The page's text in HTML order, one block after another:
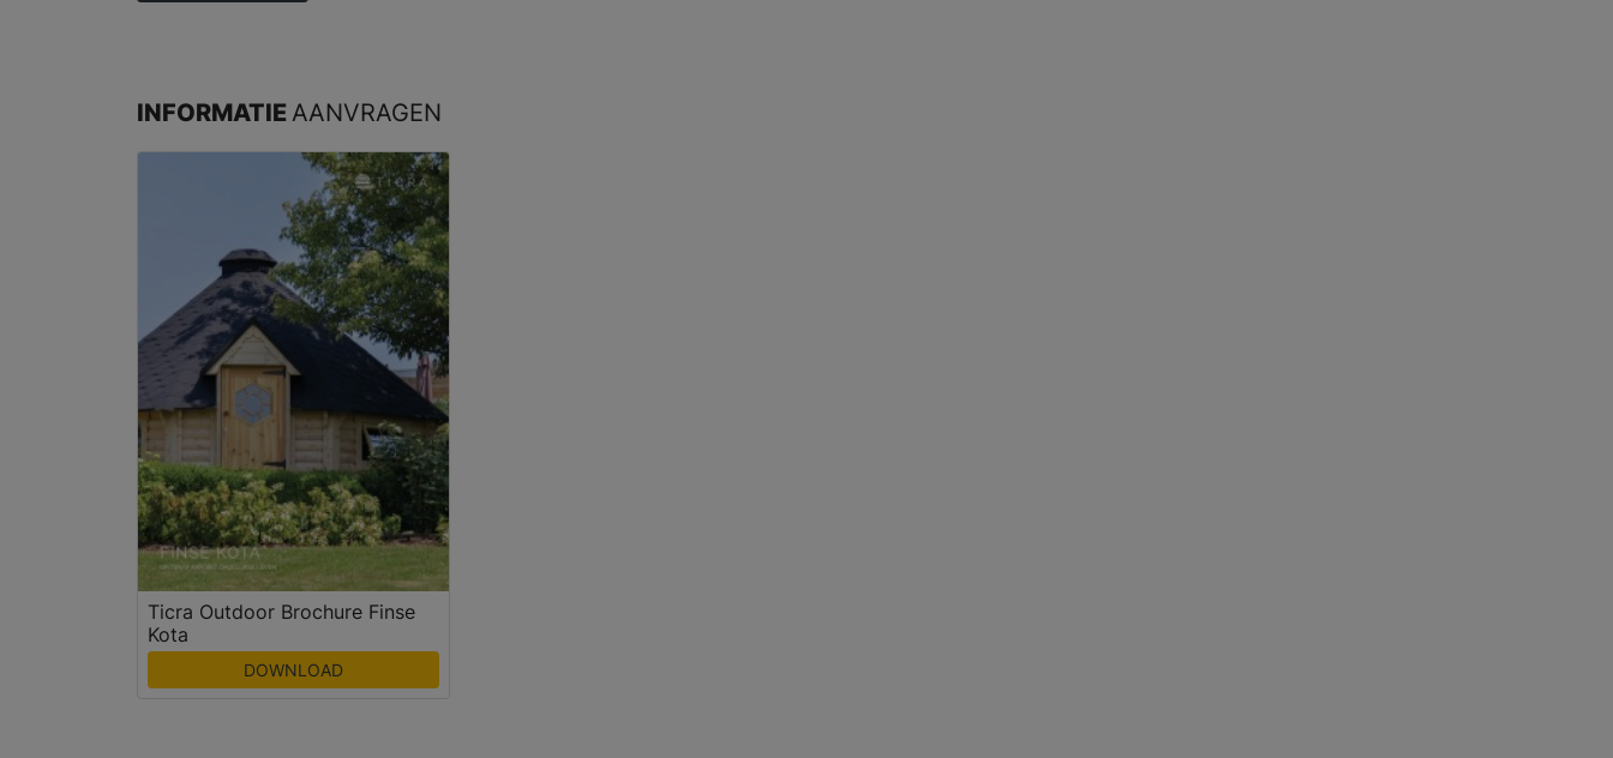
INFORMATIEAANVRAGEN
Ticra Outdoor Brochure Finse
Kota
DOWNLOAD